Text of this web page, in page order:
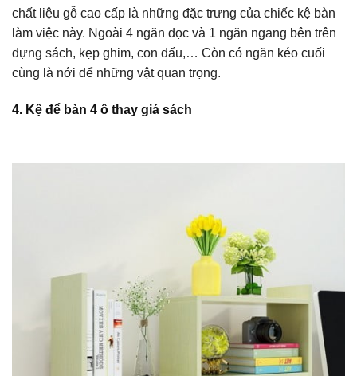
chất liệu gỗ cao cấp là những đặc trưng của chiếc kệ bàn
làm việc này. Ngoài 4 ngăn dọc và 1 ngăn ngang bên trên
đựng sách, kẹp ghim, con dấu,… Còn có ngăn kéo cuối
cùng là nới để những vật quan trọng.
4. Kệ để bàn 4 ô thay giá sách